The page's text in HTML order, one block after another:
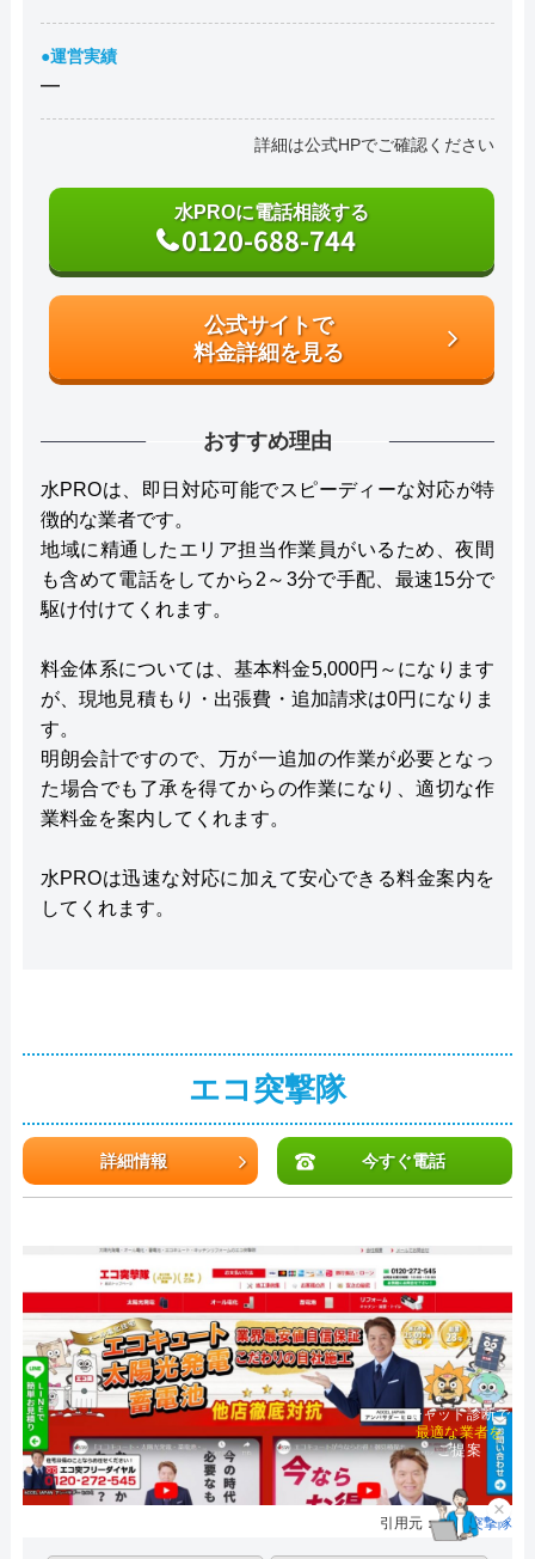
●運営実績
―
詳細は公式HPでご確認ください
水PROに電話相談する
0120-688-744
公式サイトで
料金詳細を見る
おすすめ理由
水PROは、即日対応可能でスピーディーな対応が特
徴的な業者です。
地域に精通したエリア担当作業員がいるため、夜間
も含めて電話をしてから2～3分で手配、最速15分で
駆け付けてくれます。
料金体系については、基本料金5,000円～になります
が、現地見積もり・出張費・追加請求は0円になりま
す。
明朗会計ですので、万が一追加の作業が必要となっ
た場合でも了承を得てからの作業になり、適切な作
業料金を案内してくれます。
水PROは迅速な対応に加えて安心できる料金案内を
してくれます。
エコ突撃隊
詳細情報 今すぐ電話
引用元：エコ突撃隊
×
チャット診断で
最適な業者を
ご提案